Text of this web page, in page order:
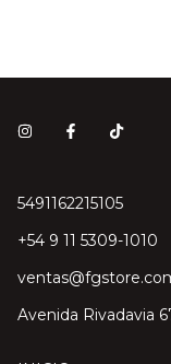
5491162215105
‎+54 9 11 5309-1010
Avenida Rivadavia